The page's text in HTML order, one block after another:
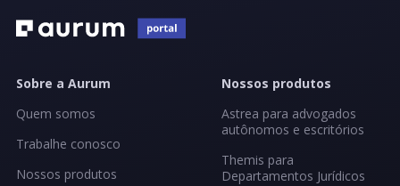
Sobre a Aurum
Quem somos
Trabalhe conosco
Nossos produtos
Nossos produtos
Astrea para advogados
autônomos e escritórios
Themis para
Departamentos Jurídicos